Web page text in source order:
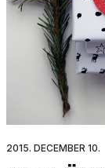
2015. DECEMBER 10.